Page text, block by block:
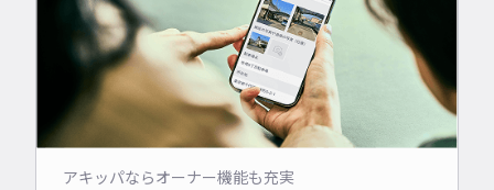
アキッパならオーナー機能も充実